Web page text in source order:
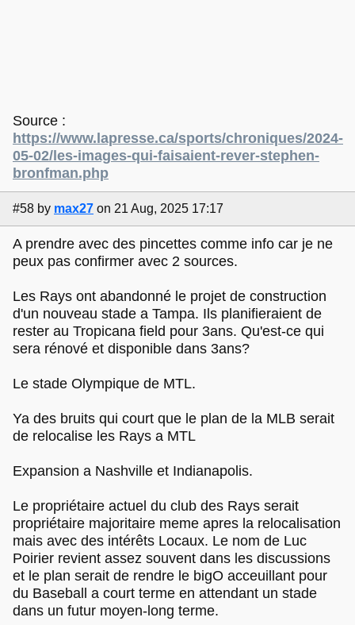
Source :
https://www.lapresse.ca/sports/chroniques/2024-
05-02/les-images-qui-faisaient-rever-stephen-
bronfman.php
#58 by max27 on 21 Aug, 2025 17:17
A prendre avec des pincettes comme info car je ne
peux pas confirmer avec 2 sources.
Les Rays ont abandonné le projet de construction
d'un nouveau stade a Tampa. Ils planifieraient de
rester au Tropicana field pour 3ans. Qu'est-ce qui
sera rénové et disponible dans 3ans?
Le stade Olympique de MTL.
Ya des bruits qui court que le plan de la MLB serait
de relocalise les Rays a MTL
Expansion a Nashville et Indianapolis.
Le propriétaire actuel du club des Rays serait
propriétaire majoritaire meme apres la relocalisation
mais avec des intérêts Locaux. Le nom de Luc
Poirier revient assez souvent dans les discussions
et le plan serait de rendre le bigO acceuillant pour
du Baseball a court terme en attendant un stade
dans un futur moyen-long terme.